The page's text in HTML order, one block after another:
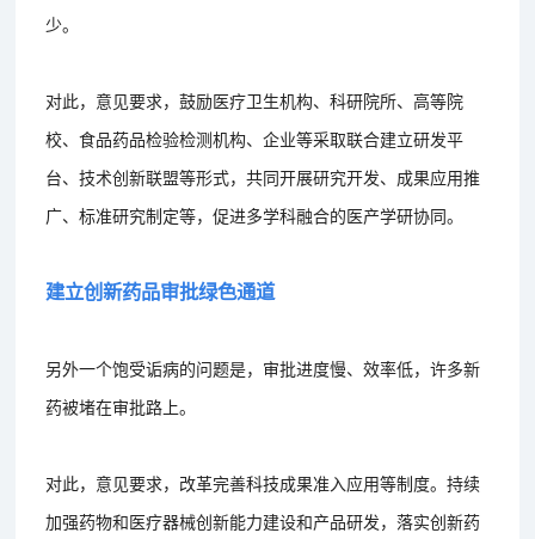
少。
对此，意见要求，鼓励医疗卫生机构、科研院所、高等院
校、食品药品检验检测机构、企业等采取联合建立研发平
台、技术创新联盟等形式，共同开展研究开发、成果应用推
广、标准研究制定等，促进多学科融合的医产学研协同。
建立创新药品审批绿色通道
另外一个饱受诟病的问题是，审批进度慢、效率低，许多新
药被堵在审批路上。
对此，意见要求，改革完善科技成果准入应用等制度。持续
加强药物和医疗器械创新能力建设和产品研发，落实创新药